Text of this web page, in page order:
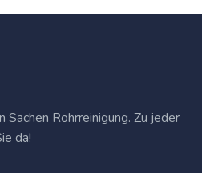
Rohrreinigung. Zu jeder
da!